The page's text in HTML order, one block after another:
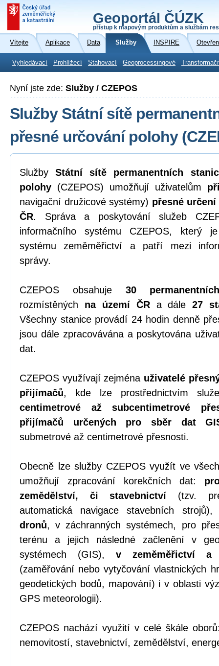
Geoportál ČÚZK
přístup k mapovým produktům a službám
Vítejte Aplikace Data Služby INSPIRE
Vyhledávací Prohlížecí Stahovací Geoprocessingové
Nyní jste zde: Služby / CZEPOS
Služby Státní sítě
přesné určování polohy
SlužbyStátní sítě permanentních
polohy (CZEPOS) umožňují uživatelům
navigační družicové systémy) přesné
ČR. Správa a poskytování služeb
informačního systému CZEPOS, který
systému zeměměřictví a patří mezi
správy.
CZEPOS obsahuje 30
rozmístěných na území ČRa dále27
Všechny stanice provádí 24 hodin denně
jsou dále zpracovávána a poskytována
dat.
CZEPOS využívají zejména uživatelé
přijímačů, kde lze prostřednictvím
centimetrové až subcentimetrové
přijímačů určených pro sběr dat
submetrové až centimetrové přesnosti.
Obecně lze služby CZEPOS využít ve
umožňují zpracování korekčních dat:
zemědělství, či stavebnictví (tzv.
automatická navigace stavebních
dronů, v záchranných systémech, pro
terénu a jejich následné začlenění v
systémech (GIS), v zeměměřictví a
(zaměřování nebo vytyčování vlastnických
geodetických bodů, mapování) i v oblasti
GPS meteorologii).
CZEPOS nachází využití v celé škále
nemovitostí, stavebnictví, zemědělství,